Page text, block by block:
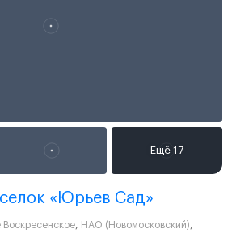
«Юрьев Сад»
Воскресенское, НАО (Новомосковский),